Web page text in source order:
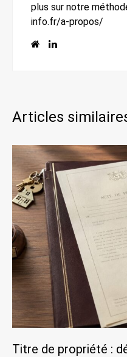
plus sur notre
info.fr/a-propos/
Articles
Titre de propriété :